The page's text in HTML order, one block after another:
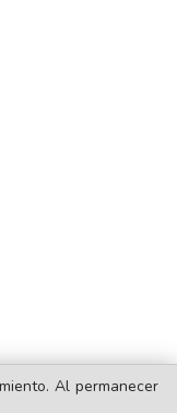
Al permanecer